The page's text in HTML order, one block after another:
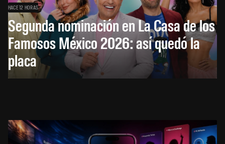
HACE 12 HORAS
Segunda nominación en La Casa de los
Famosos México 2026: así quedó la
placa